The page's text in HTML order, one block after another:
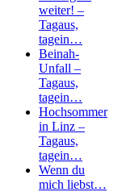
weiter! –
Tagaus,
tagein…
Beinah-
Unfall –
Tagaus,
tagein…
Hochsommer
in Linz –
Tagaus,
tagein…
Wenn du
mich liebst…